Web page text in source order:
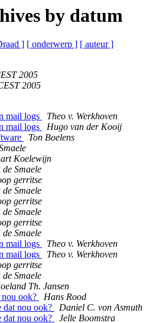
by datum
] [ onderwerp ] [ auteur ]
2005
2005
mail logs
Theo v. Werkhoven
mail logs
Hugo van der Kooij
Ton Boelens
Koelewijn
de Smaele
gerritse
de Smaele
gerritse
de Smaele
gerritse
de Smaele
mail logs
Theo v. Werkhoven
mail logs
Theo v. Werkhoven
gerritse
de Smaele
Th. Jansen
ook?
Hans Rood
nou ook?
Daniel C. von Asmuth
nou ook?
Jelle Boomstra